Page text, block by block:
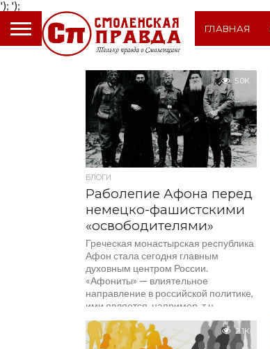
');
ГЛАВНАЯ
5.0K
БЛОГИ
Раболепие Афона перед
немецко-фашистскими
«освободителями»
Греческая монастырская республика
Афон стала сегодня главным
духовным центром России.
«Афониты» — влиятельное
направление в российской политике,
ими является, например, т.н.
«питерская...
2.1K
');